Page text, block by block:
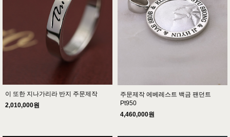
이 또한 지나가리라 반지 주문제작
2,010,000원
주문제작 에베레스트 백금 팬던트
Pt950
4,460,000원